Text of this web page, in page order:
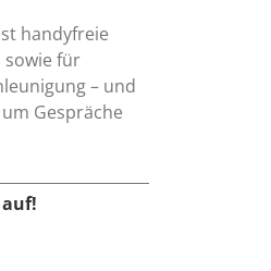
handyfreie
sowie für
– und
Gespräche